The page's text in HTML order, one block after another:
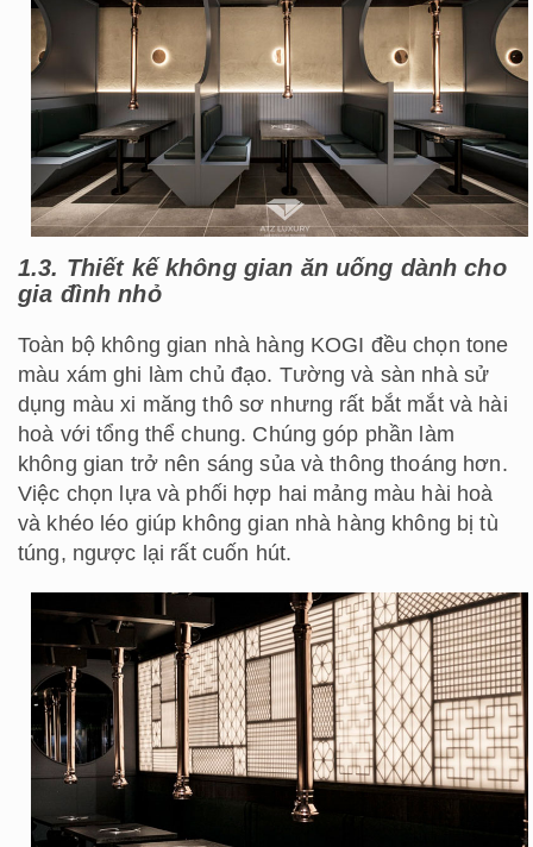
1.3. Thiết kế không gian ăn uống dành cho
gia đình nhỏ
Toàn bộ không gian nhà hàng KOGI đều chọn tone
màu xám ghi làm chủ đạo. Tường và sàn nhà sử
dụng màu xi măng thô sơ nhưng rất bắt mắt và hài
hoà với tổng thể chung. Chúng góp phần làm
không gian trở nên sáng sủa và thông thoáng hơn.
Việc chọn lựa và phối hợp hai mảng màu hài hoà
và khéo léo giúp không gian nhà hàng không bị tù
túng, ngược lại rất cuốn hút.